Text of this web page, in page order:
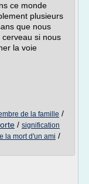
ce monde
plusieurs
que nous
si nous
la voie
de la famille /
/ signification
la mort d'un ami /